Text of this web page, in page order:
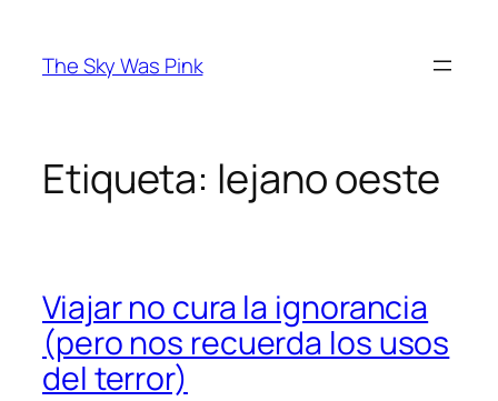
contenido
The Sky Was Pink
Etiqueta: lejano oeste
Viajar no cura la ignorancia
(pero nos recuerda los usos
del terror)